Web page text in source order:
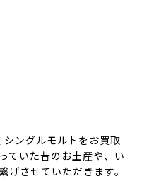
ングルモルトをお買取
ていた昔のお土産や、い
させていただきます。